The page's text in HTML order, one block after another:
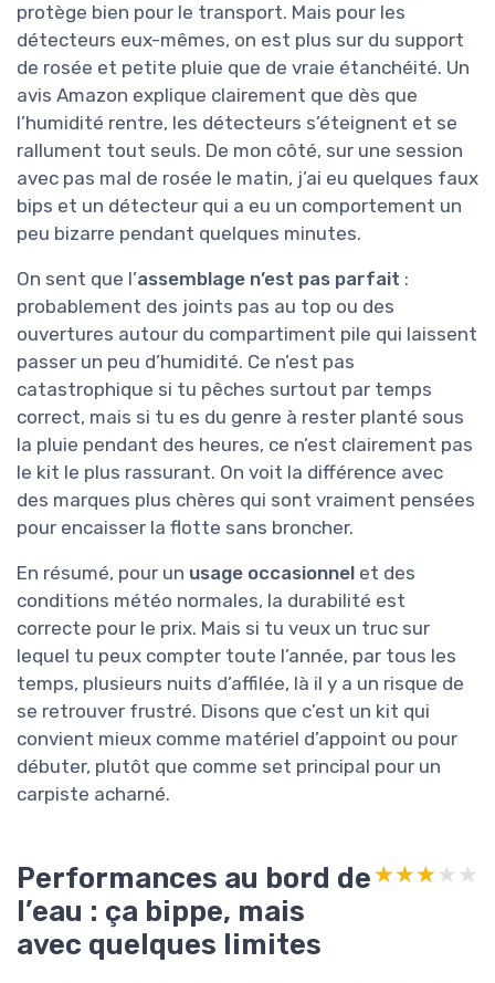
protège bien pour le transport. Mais pour les
détecteurs eux-mêmes, on est plus sur du support
de rosée et petite pluie que de vraie étanchéité. Un
avis Amazon explique clairement que dès que
l’humidité rentre, les détecteurs s’éteignent et se
rallument tout seuls. De mon côté, sur une session
avec pas mal de rosée le matin, j’ai eu quelques faux
bips et un détecteur qui a eu un comportement un
peu bizarre pendant quelques minutes.
On sent que l’assemblage n’est pas parfait :
probablement des joints pas au top ou des
ouvertures autour du compartiment pile qui laissent
passer un peu d’humidité. Ce n’est pas
catastrophique si tu pêches surtout par temps
correct, mais si tu es du genre à rester planté sous
la pluie pendant des heures, ce n’est clairement pas
le kit le plus rassurant. On voit la différence avec
des marques plus chères qui sont vraiment pensées
pour encaisser la flotte sans broncher.
En résumé, pour un usage occasionnel et des
conditions météo normales, la durabilité est
correcte pour le prix. Mais si tu veux un truc sur
lequel tu peux compter toute l’année, par tous les
temps, plusieurs nuits d’affilée, là il y a un risque de
se retrouver frustré. Disons que c’est un kit qui
convient mieux comme matériel d’appoint ou pour
débuter, plutôt que comme set principal pour un
carpiste acharné.
Performances au bord de
l’eau : ça bippe, mais
avec quelques limites
★★★★★
★★★★★